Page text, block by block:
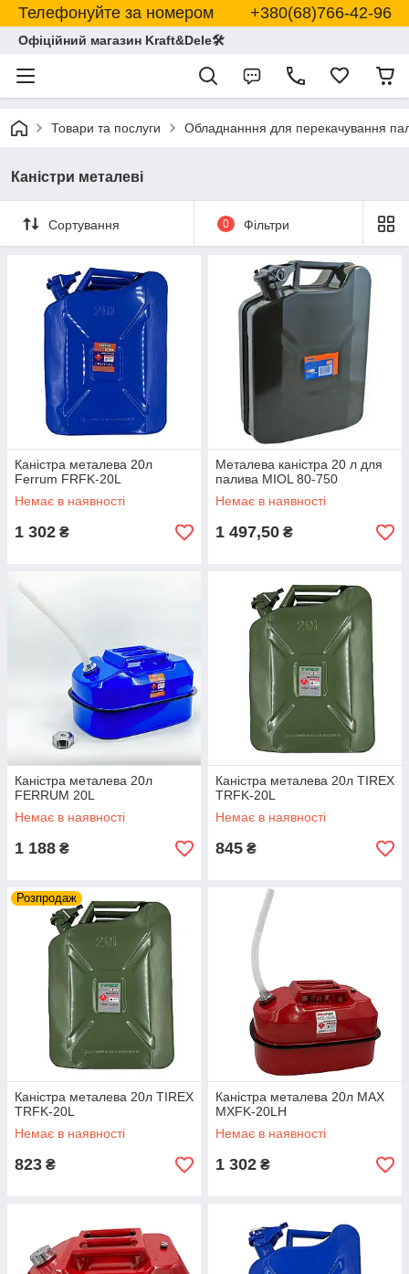
Телефонуйте за номером +380(68)766-42-96
Офіційний магазин Kraft&Dele🛠
Товари та послуги Обладнанння для перекачування
Каністри металеві
Сортування 0 Фільтри
Каністра металева 20л
Ferrum FRFK-20L
Немає в наявності
1 302 ₴
Металева каністра 20 л для
палива MIOL 80-750
Немає в наявності
1 497,50 ₴
Каністра металева 20л
FERRUM 20L
Немає в наявності
1 188 ₴
Каністра металева 20л TIREX
TRFK-20L
Немає в наявності
845 ₴
Розпродаж
Каністра металева 20л TIREX
TRFK-20L
Немає в наявності
823 ₴
Каністра металева 20л MAX
MXFK-20LH
Немає в наявності
1 302 ₴